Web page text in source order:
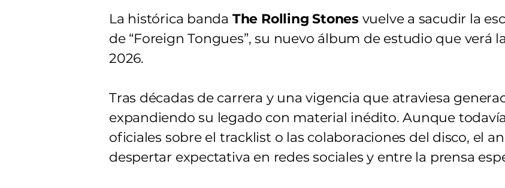
La histórica banda The Rolling Stonesvuelve a sacudir la
de “Foreign Tongues”, su nuevo álbum de estudio que verá
2026.
Tras décadas de carrera y una vigencia que atraviesa
expandiendo su legado con material inédito. Aunque
oficiales sobre el tracklist o las colaboraciones del disco, el
despertar expectativa en redes sociales y entre la prensa